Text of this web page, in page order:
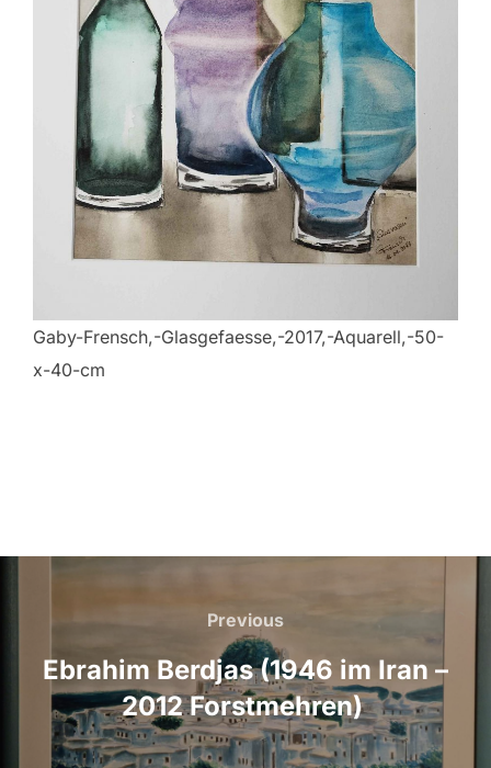
Gaby-Frensch,-Glasgefaesse,-2017,-Aquarell,-50-
x-40-cm
Beitragsnavigation
Previous
Previous
Ebrahim Berdjas (1946 im Iran –
2012 Forstmehren)